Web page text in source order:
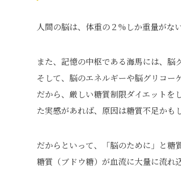
人間の脳は、体重の２%しか重量がな
また、記憶の中枢である海馬には、脳
そして、脳のエネルギーや脳グリコー
だから、厳しい糖質制限ダイエットを
た実感があれば、原因は糖質不足かも
だからといって、「脳のために」と糖
糖質（ブドウ糖）が血流に大量に流れ